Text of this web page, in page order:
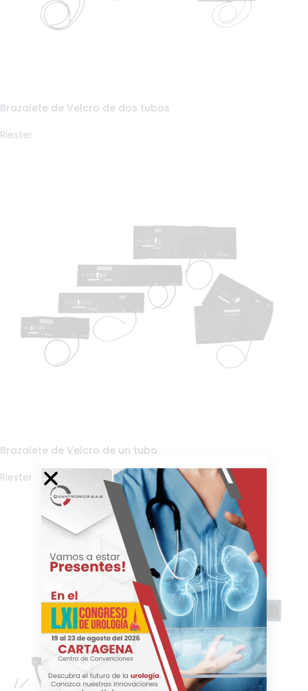
Brazalete de Velcro de dos tubos
Riester
Brazalete de Velcro de un tubo
Riester